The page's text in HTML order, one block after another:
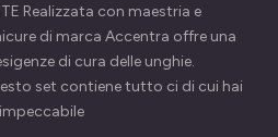
Realizzata con maestria e
di marca Accentra offre una
di cura delle unghie.
set contiene tutto ci di cui hai